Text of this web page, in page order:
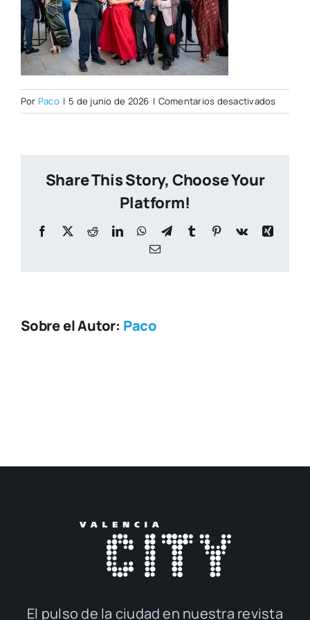
Por Paco | 5 de junio de 2026 | Comentarios desactivadosen
Share This Story, Choose Your
Platform!
Facebook
X RedditLinkedInWhatsApp
TelegramTumblr Pinterest
Vk
Xing
Correo
Sobre el Autor: Paco
El pul­so de la ciu­dad en nues­tra revis­ta